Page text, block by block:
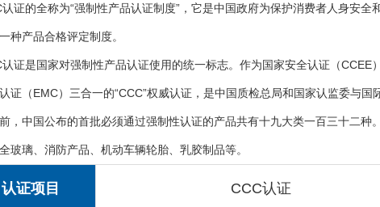
证的全称为“强制性产品认证制度”，它是中国政府为保护消费者人身安
种产品合格评定制度。
证是国家对强制性产品认证使用的统一标志。作为国家安全认证（CCEE
证（EMC）三合一的“CCC”权威认证，是中国质检总局和国家认监委与
，中国公布的首批必须通过强制性认证的产品共有十九大类一百三十二种
玻璃、消防产品、机动车辆轮胎、乳胶制品等。
认证项目 CCC认证